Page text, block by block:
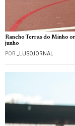
Rancho Terras do Minho
junho
POR _LUSOJORNAL